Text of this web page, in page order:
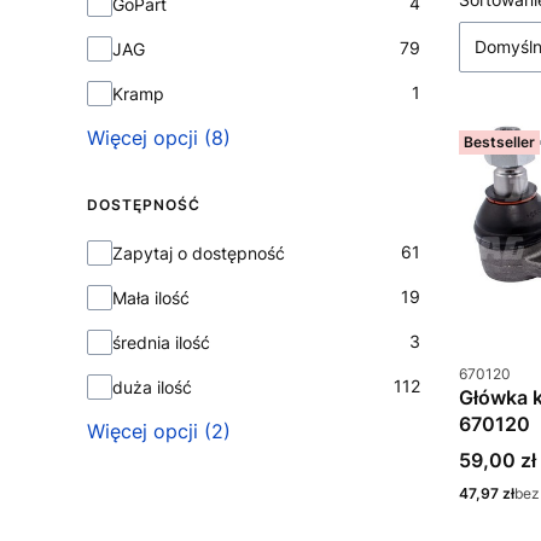
GoPart
JAG 79
Kramp 1
Więcej opcji (8)
DOSTĘPNOŚĆ
Dostępność
Zapytaj o dostępność 61
Mała ilość 19
średnia ilość 3
duża ilość 112
Więcej opcji (2)
Bestseller
Kod produktu
670120
Główka
670120
Cena
59,00 zł
Cena
47,97 złbez